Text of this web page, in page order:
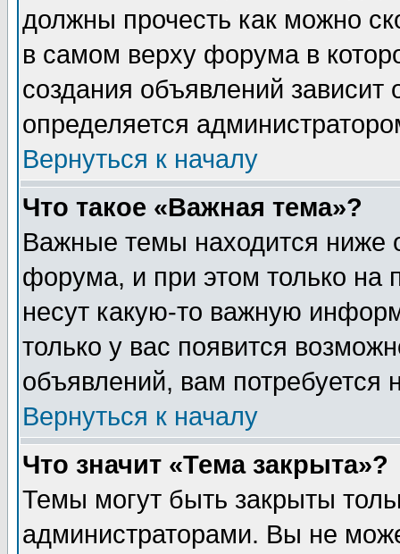
должны прочесть как можно
в самом верху форума в
создания объявлений зависит
определяется
Вернуться к началу
Что такое «Важная тема»?
Важные темы находится ниже
форума, и при этом только на
несут какую-то важную
только у вас появится
объявлений, вам потребуется
Вернуться к началу
Что значит «Тема закрыта»?
Темы могут быть закрыты
администраторами. Вы не